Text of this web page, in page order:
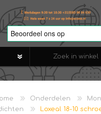
Onderdelen
Loxeal 18-10